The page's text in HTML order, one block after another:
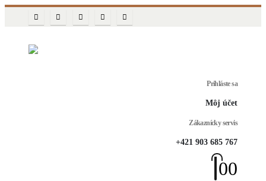
Prihláste sa
Môj účet
Zákaznícky servis
+421 903 685 767
00